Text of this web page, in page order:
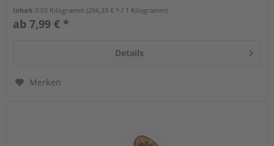
Inhalt 0.03 Kilogramm(266,33 € * / 1 Kilogramm)
ab 7,99 € *
Details
Merken